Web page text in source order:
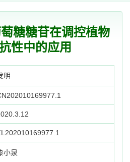
糖糖苷在调控植物
性中的应用
明
小泉